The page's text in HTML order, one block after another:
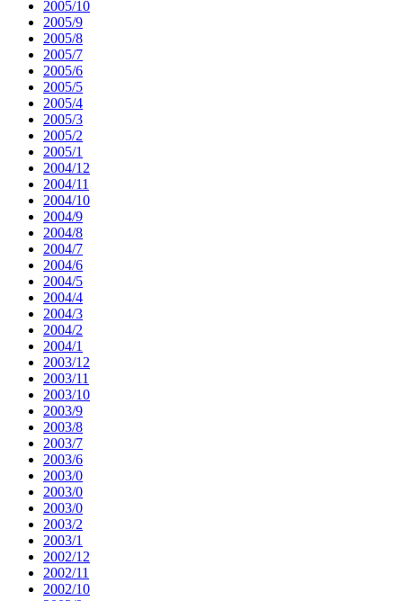
2005/10
2005/9
2005/8
2005/7
2005/6
2005/5
2005/4
2005/3
2005/2
2005/1
2004/12
2004/11
2004/10
2004/9
2004/8
2004/7
2004/6
2004/5
2004/4
2004/3
2004/2
2004/1
2003/12
2003/11
2003/10
2003/9
2003/8
2003/7
2003/6
2003/0
2003/0
2003/0
2003/2
2003/1
2002/12
2002/11
2002/10